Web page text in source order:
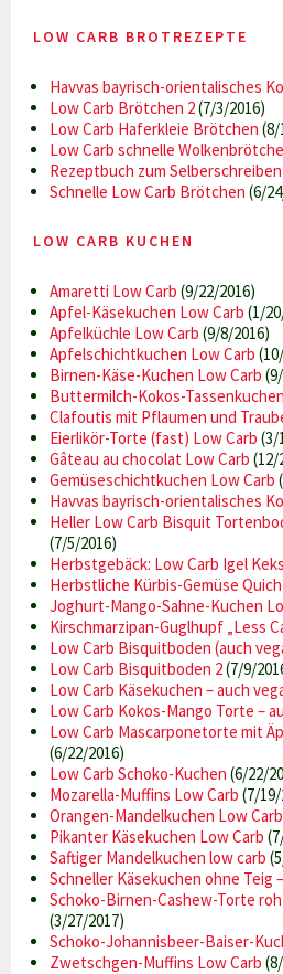
LOW CARB BROTREZEPTE
Havvas bayrisch-orientalisches
Low Carb Brötchen 2(7/3/2016)
Low Carb Haferkleie Brötchen (8/
Low Carb schnelle
Rezeptbuch zum Selberschreiben
Schnelle Low Carb Brötchen (6/
LOW CARB KUCHEN
Amaretti Low Carb (9/22/2016)
Apfel-Käsekuchen Low Carb (1/
Apfelküchle Low Carb (9/8/2016)
Apfelschichtkuchen Low Carb
Birnen-Käse-Kuchen Low Carb
Buttermilch-Kokos-
Clafoutis mit Pflaumen und
Eierlikör-Torte (fast) Low Carb (3/
Gâteau au chocolat Low Carb (12/
Gemüseschichtkuchen Low Carb
Havvas bayrisch-orientalisches
Heller Low Carb Bisquit
(7/5/2016)
Herbstgebäck: Low Carb Igel
Herbstliche Kürbis-Gemüse
Joghurt-Mango-Sahne-Kuchen
Kirschmarzipan-Guglhupf „Less
Low Carb Bisquitboden (auch
Low Carb Bisquitboden 2(7/9/
Low Carb Käsekuchen – auch
Low Carb Kokos-Mango Torte –
Low Carb Mascarponetorte mit
(6/22/2016)
Low Carb Schoko-Kuchen (6/22/
Mozarella-Muffins Low Carb (7/
Orangen-Mandelkuchen Low Carb
Pikanter Käsekuchen Low Carb
Saftiger Mandelkuchen low carb
Schneller Käsekuchen ohne Teig
Schoko-Birnen-Cashew-Torte
(3/27/2017)
Schoko-Johannisbeer-Baiser-
Zwetschgen-Muffins Low Carb